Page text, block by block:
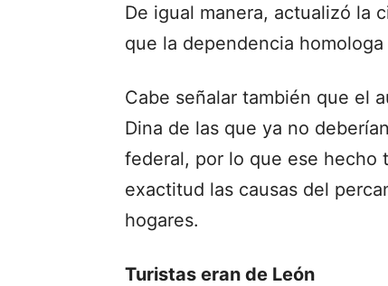
De igual manera, actualizó la
que la dependencia
Cabe señalar también que el
Dina de las que ya no
federal, por lo que ese hecho
exactitud las causas del
hogares.
Turistas eran de León